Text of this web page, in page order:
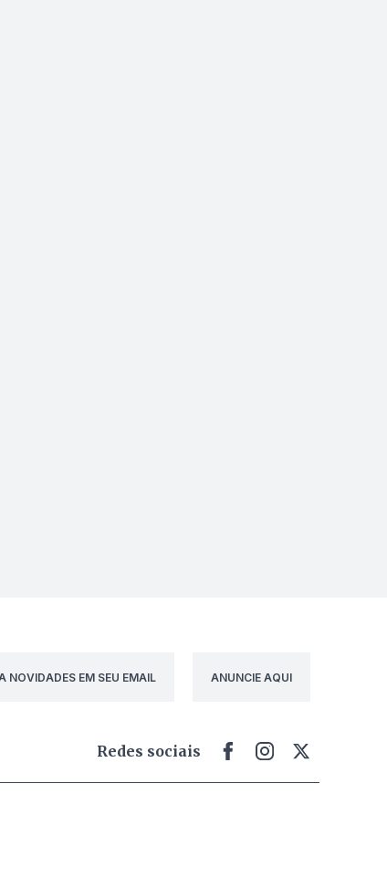
NOVIDADES EM SEU EMAIL ANUNCIE AQUI
Redes sociais